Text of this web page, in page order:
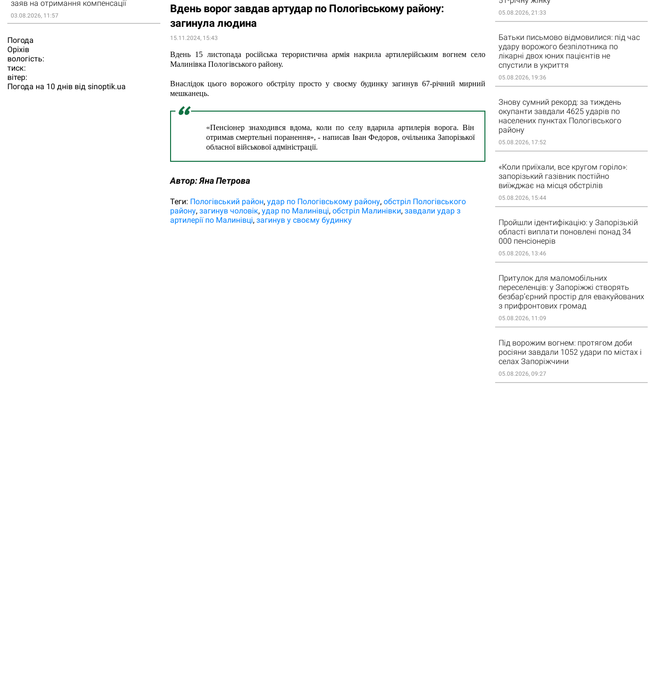
заяв на отримання компенсації
03.08.2026, 11:57
Погода
Орiхiв
вологість:
тиск:
вітер:
Погода на 10 днів від sinoptik.ua
Вдень ворог завдав артудар по Пологівському району:
загинула людина
15.11.2024, 15:43
Вдень 15 листопада російська терористична армія накрила артилерійським вогнем село
Малинівка Пологівського району.
Внаслідок цього ворожого обстрілу просто у своєму будинку загинув 67-річний мирний
мешканець.
«Пенсіонер знаходився вдома, коли по селу вдарила артилерія ворога. Він
отримав смертельні поранення», - написав Іван Федоров, очільника Запорізької
обласної військової адміністрації.
Автор:Яна Петрова
Теги: Пологівський район удар по Пологівському району обстріл Пологівського
району загинув чоловік удар по Малинівці обстріл Малинівки завдали удар з
артилерії по Малинівці загинув у своєму будинку
05.08.2026, 21:33
Батьки письмово відмовилися: під час
удару ворожого безпілотника по
лікарні двох юних пацієнтів не
спустили в укриття
05.08.2026, 19:36
Знову сумний рекорд: за тиждень
окупанти завдали 4625 ударів по
населених пунктах Пологівського
району
05.08.2026, 17:52
«Коли приїхали, все кругом горіло»:
запорізький газівник постійно
виїжджає на місця обстрілів
05.08.2026, 15:44
Пройшли ідентифікацію: у Запорізькій
області виплати поновлені понад 34
000 пенсіонерів
05.08.2026, 13:46
Притулок для маломобільних
переселенців: у Запоріжжі створять
безбар’єрний простір для евакуйованих
з прифронтових громад
05.08.2026, 11:09
Під ворожим вогнем: протягом доби
росіяни завдали 1052 удари по містах і
селах Запоріжчини
05.08.2026, 09:27